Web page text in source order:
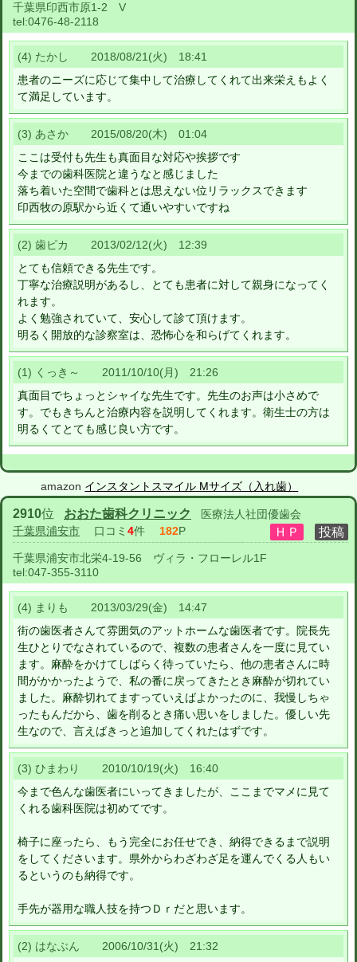
千葉県印西市原1-2 V
tel:0476-48-2118
(4) たかし 2018/08/21(火) 18:41
患者のニーズに応じて集中して治療してくれて出来栄えもよく
て満足しています。
(3) あさか 2015/08/20(木) 01:04
ここは受付も先生も真面目な対応や挨拶です
今までの歯科医院と違うなと感じました
落ち着いた空間で歯科とは思えない位リラックスできます
印西牧の原駅から近くて通いやすいですね
(2) 歯ピカ 2013/02/12(火) 12:39
とても信頼できる先生です。
丁寧な治療説明があるし、とても患者に対して親身になってく
れます。
よく勉強されていて、安心して診て頂けます。
明るく開放的な診察室は、恐怖心を和らげてくれます。
(1) くっき～ 2011/10/10(月) 21:26
真面目でちょっとシャイな先生です。先生のお声は小さめで
す。でもきちんと治療内容を説明してくれます。衛生士の方は
明るくてとても感じ良い方です。
amazon インスタントスマイル Mサイズ（入れ歯）
2910位 おおた歯科クリニック
医療法人社団優歯会
千葉県浦安市 口コミ 4件 182P
千葉県浦安市北栄4-19-56 ヴィラ・フローレル1F
tel:047-355-3110
(4) まりも 2013/03/29(金) 14:47
街の歯医者さんて雰囲気のアットホームな歯医者です。院長先
生ひとりでなされているので、複数の患者さんを一度に見てい
ます。麻酔をかけてしばらく待っていたら、他の患者さんに時
間がかかったようで、私の番に戻ってきたとき麻酔が切れてい
ました。麻酔切れてますっていえばよかったのに、我慢しちゃ
ったもんだから、歯を削るとき痛い思いをしました。優しい先
生なので、言えばきっと追加してくれたはずです。
(3) ひまわり 2010/10/19(火) 16:40
今まで色んな歯医者にいってきましたが、ここまでマメに見て
くれる歯科医院は初めてです。
椅子に座ったら、もう完全にお任せでき、納得できるまで説明
をしてくださいます。県外からわざわざ足を運んでくる人もい
るというのも納得です。
手先が器用な職人技を持つＤｒだと思います。
(2) はなぶん 2006/10/31(火) 21:32